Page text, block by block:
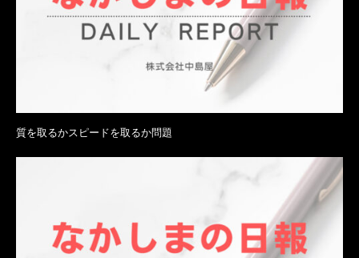
質を取るかスピードを取るか問題